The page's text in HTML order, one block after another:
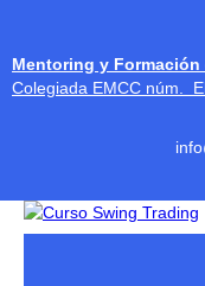
Mentoring y Formación
Colegiada EMCC núm.